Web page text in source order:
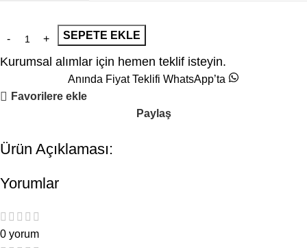
SEPETE EKLE
Kurumsal alımlar için hemen teklif isteyin.
Anında Fiyat Teklifi WhatsApp’ta
Favorilere ekle
Paylaş
Ürün Açıklaması:
Yorumlar
0 yorum